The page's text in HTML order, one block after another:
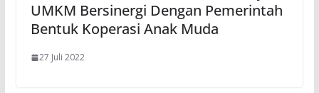
UMKM Bersinergi Dengan Pemerintah
Bentuk Koperasi Anak Muda
27 Juli 2022